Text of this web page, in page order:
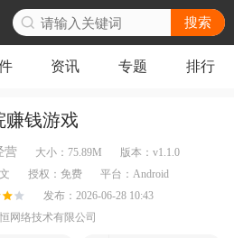
搜索
资讯 专题 排行
赚钱游戏
营 大小： 75.89M 版本： v1.1.0
授权： 免费 平台： Android
发布： 2026-06-28 10:43
网络技术有限公司